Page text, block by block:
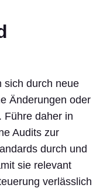
sich durch neue
Änderungen oder
Führe daher in
Audits zur
durch und
sie relevant
verlässlich